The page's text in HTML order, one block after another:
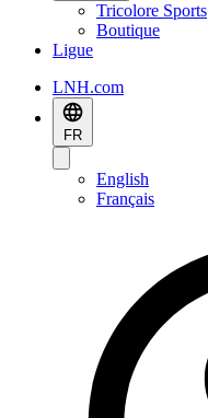
Tricolore Sports
Boutique
Ligue
LNH.com
FR
English
Français